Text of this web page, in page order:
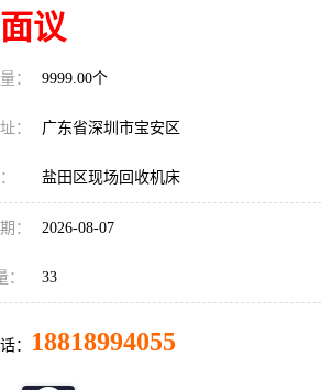
面议
： 9999.00个
： 广东省深圳市宝安区
盐田区现场回收机床
： 2026-08-07
： 33
： 18818994055